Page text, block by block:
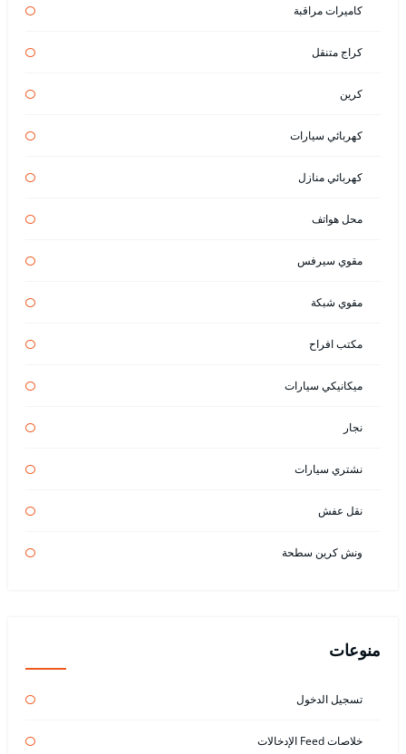
كاميرات مراقبة
كراج متنقل
كرين
كهربائي سيارات
كهربائي منازل
محل هواتف
مقوي سيرفس
مقوي شبكة
مكتب افراح
ميكانيكي سيارات
نجار
نشتري سيارات
نقل عفش
ونش كرين سطحة
منوعات
تسجيل الدخول
خلاصات Feed الإدخالات